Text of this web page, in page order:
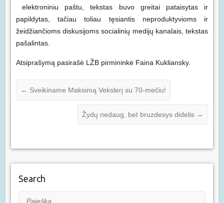
elektroniniu paštu, tekstas buvo greitai pataisytas ir
papildytas, tačiau toliau tęsiantis neproduktyvioms ir
žeidžiančioms diskusijoms socialinių medijų kanalais, tekstas
pašalintas.
Atsiprašymą pasirašė LŽB pirmininkė Faina Kukliansky.
← Sveikiname Maksimą Vekslerį su 70-mečiu!
Žydų nedaug, bet bruzdesys didelis →
Search
Paieška